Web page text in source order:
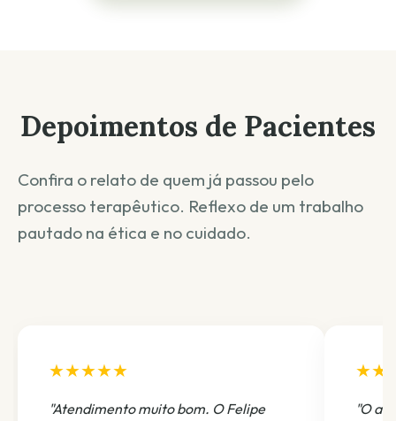
Depoimentos de Pacientes
Confira o relato de quem já passou pelo
processo terapêutico. Reflexo de um trabalho
pautado na ética e no cuidado.
★★★★★
"Atendimento muito bom. O Felipe
"O